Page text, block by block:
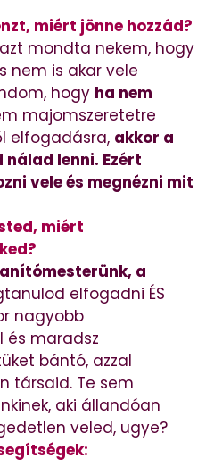
miért jönne hozzád?
mondta nekem, hogy
nem is akar vele
hogy ha nem
majomszeretetre
elfogadásra, akkor a
nálad lenni. Ezért
vele és megnézni mit
miért
a
elfogadni ÉS
nagyobb
és maradsz
bántó, azzal
társaid. Te sem
aki állandóan
veled, ugye?